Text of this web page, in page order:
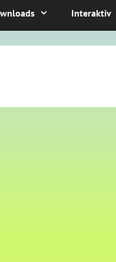
Interaktiv